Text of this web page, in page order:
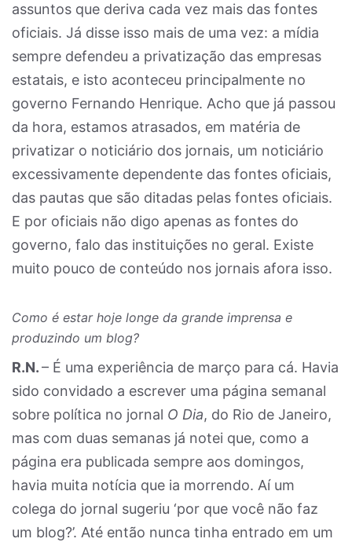
assuntos que deriva cada vez mais das fontes
oficiais. Já disse isso mais de uma vez: a mídia
sempre defendeu a privatização das empresas
estatais, e isto aconteceu principalmente no
governo Fernando Henrique. Acho que já passou
da hora, estamos atrasados, em matéria de
privatizar o noticiário dos jornais, um noticiário
excessivamente dependente das fontes oficiais,
das pautas que são ditadas pelas fontes oficiais.
E por oficiais não digo apenas as fontes do
governo, falo das instituições no geral. Existe
muito pouco de conteúdo nos jornais afora isso.
Como é estar hoje longe da grande imprensa e
produzindo um blog?
R.N.– É uma experiência de março para cá. Havia
sido convidado a escrever uma página semanal
sobre política no jornal O Dia, do Rio de Janeiro,
mas com duas semanas já notei que, como a
página era publicada sempre aos domingos,
havia muita notícia que ia morrendo. Aí um
colega do jornal sugeriu ‘por que você não faz
um blog?’. Até então nunca tinha entrado em um